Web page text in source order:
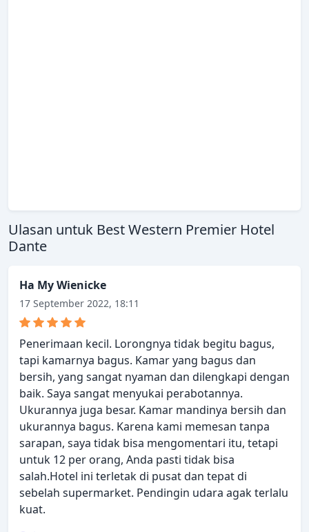
Ulasan untuk Best Western Premier Hotel
Dante
Ha My Wienicke
17 September 2022, 18:11
Penerimaan kecil. Lorongnya tidak begitu bagus,
tapi kamarnya bagus. Kamar yang bagus dan
bersih, yang sangat nyaman dan dilengkapi dengan
baik. Saya sangat menyukai perabotannya.
Ukurannya juga besar. Kamar mandinya bersih dan
ukurannya bagus. Karena kami memesan tanpa
sarapan, saya tidak bisa mengomentari itu, tetapi
untuk 12 per orang, Anda pasti tidak bisa
salah.Hotel ini terletak di pusat dan tepat di
sebelah supermarket. Pendingin udara agak terlalu
kuat.